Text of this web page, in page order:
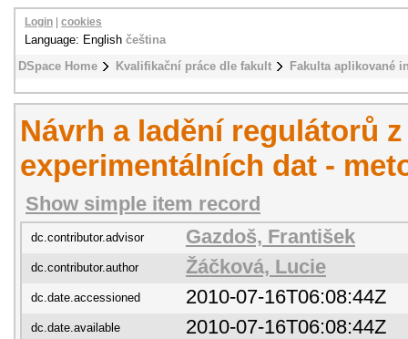
DSpace Home Kvalifikační práce dle fakult Fakulta aplikované
Login cookies
Language: English čeština
Návrh a ladění regulátorů z
experimentálních dat -
Show simple item record
dc.contributor.advisor Gazdoš, František
dc.contributor.author Žáčková, Lucie
dc.date.accessioned 2010-07-16T06:08:44Z
dc.date.available 2010-07-16T06:08:44Z